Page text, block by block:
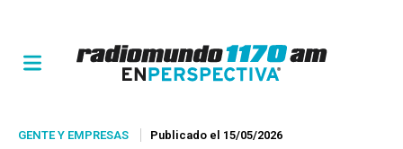
GENTE Y EMPRESAS Publicado el 15/05/2026